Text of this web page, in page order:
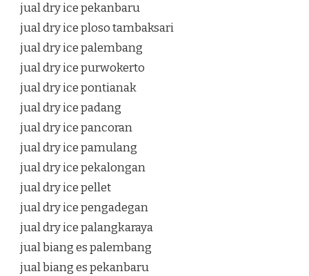
jual dry ice pekanbaru
jual dry ice ploso tambaksari
jual dry ice palembang
jual dry ice purwokerto
jual dry ice pontianak
jual dry ice padang
jual dry ice pancoran
jual dry ice pamulang
jual dry ice pekalongan
jual dry ice pellet
jual dry ice pengadegan
jual dry ice palangkaraya
jual biang es palembang
jual biang es pekanbaru